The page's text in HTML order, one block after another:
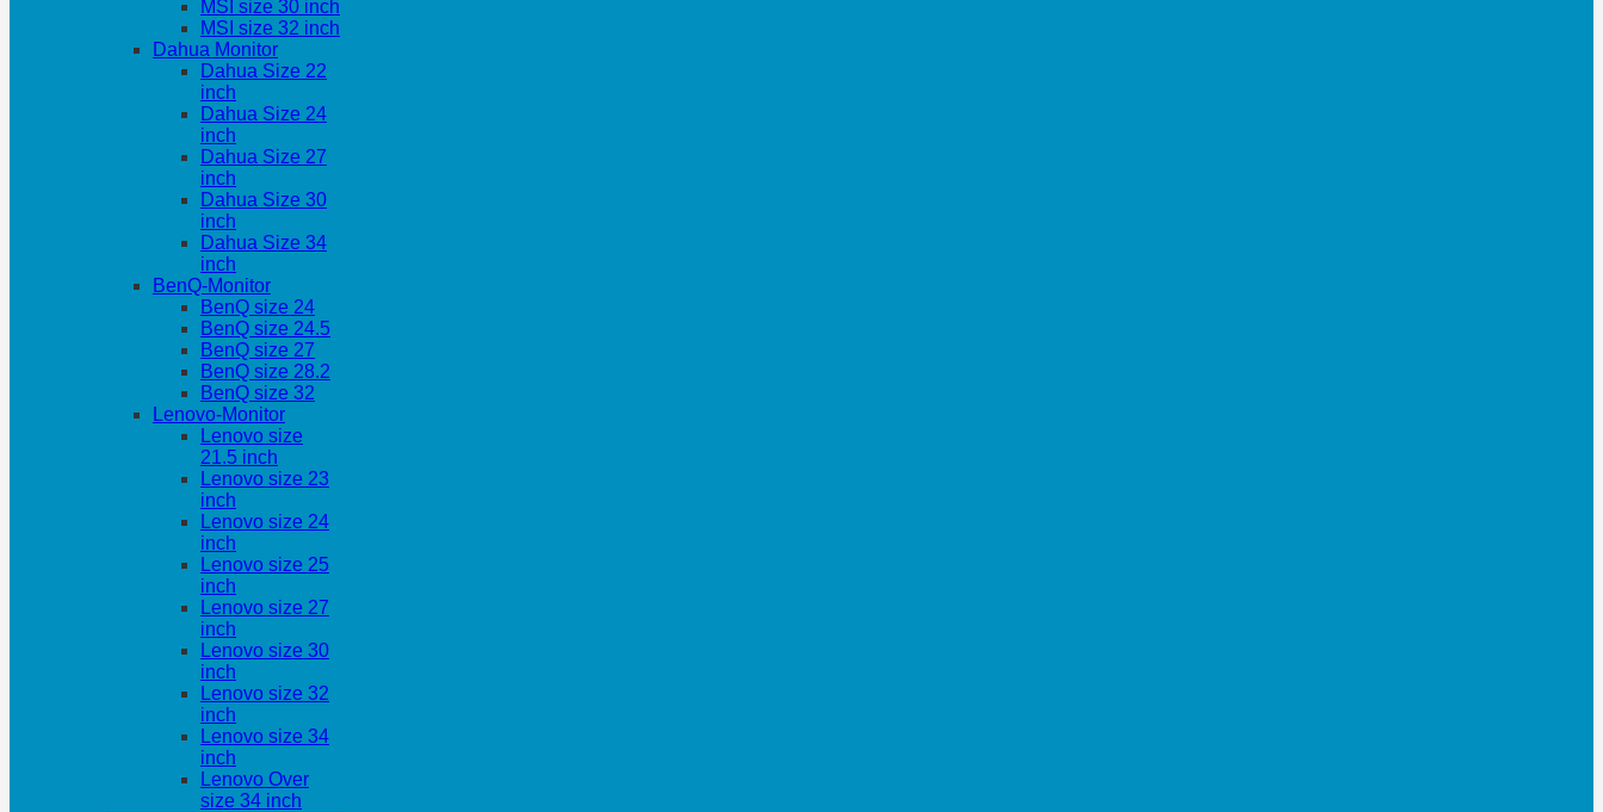
MSI size 30 inch
MSI size 32 inch
Dahua Monitor
Dahua Size 22
inch
Dahua Size 24
inch
Dahua Size 27
inch
Dahua Size 30
inch
Dahua Size 34
inch
BenQ-Monitor
BenQ size 24
BenQ size 24.5
BenQ size 27
BenQ size 28.2
BenQ size 32
Lenovo-Monitor
Lenovo size
21.5 inch
Lenovo size 23
inch
Lenovo size 24
inch
Lenovo size 25
inch
Lenovo size 27
inch
Lenovo size 30
inch
Lenovo size 32
inch
Lenovo size 34
inch
Lenovo Over
size 34 inch